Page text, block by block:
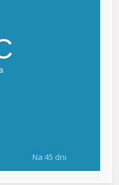
Na 45 dni